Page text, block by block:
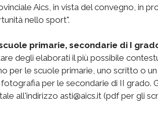
Aics, in vista del convegno, in
nello sport".
primarie, secondarie di I
degli elaborati il più possibile
per le scuole primarie, uno scritto o
per le secondarie di II grado.
all'indirizzo asti@aics.it (pdf per gli